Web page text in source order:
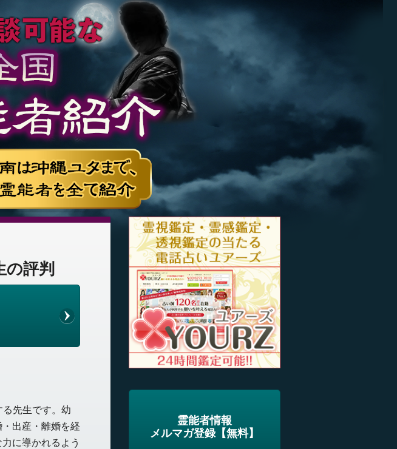
評判
先生です。幼
出産・離婚を経
に導かれるよう
霊能者情報
メルマガ登録【無料】